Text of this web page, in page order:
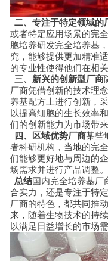
二、专注于特定领域的
或者特定应用场景的完
胞培养研发完全培养基
究，能够提供更加精准
的专业性使得他们在相
三、新兴的创新型厂商
厂商凭借创新的技术理
养基配方上进行创新，
以提高细胞的生长效率
们的创新能力为市场带
四、区域优势厂商某些
者科研机构，当地的完
们能够更好地与周边的
场需求并进行产品调整。
总结国内完全培养基厂
合实力，还是专注于特
厂商的特色，都共同推
来，随着生物技术的持
以满足日益增长的市场需